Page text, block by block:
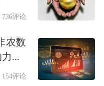
736评论
农数
...
154评论